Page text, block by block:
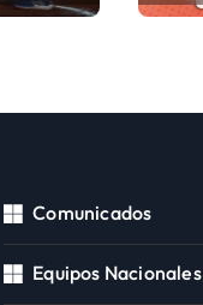
Comunicados
Equipos Nacionales